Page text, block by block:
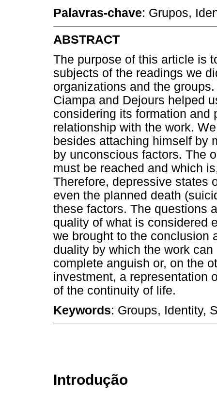
Palavras-chave: Grupos,
ABSTRACT
The purpose of this article is
subjects of the readings we
organizations and the
Ciampa and Dejours helped
considering its formation and
relationship with the work.
besides attaching himself by
by unconscious factors. The
must be reached and which
Therefore, depressive states
even the planned death
these factors. The questions
quality of what is considered
we brought to the conclusion
duality by which the work
complete anguish or, on the
investment, a representation
of the continuity of life.
Keywords: Groups, Identity,
Introdução